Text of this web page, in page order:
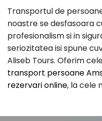
Transportul de
noastre se desfasoara
profesionalism si in
seriozitatea isi spune
Aliseb Tours. Oferim
transport persoane
rezervari online, la cele